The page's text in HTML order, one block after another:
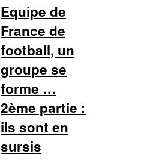
Equipe de
France de
football, un
groupe se
forme …
2ème partie :
ils sont en
sursis